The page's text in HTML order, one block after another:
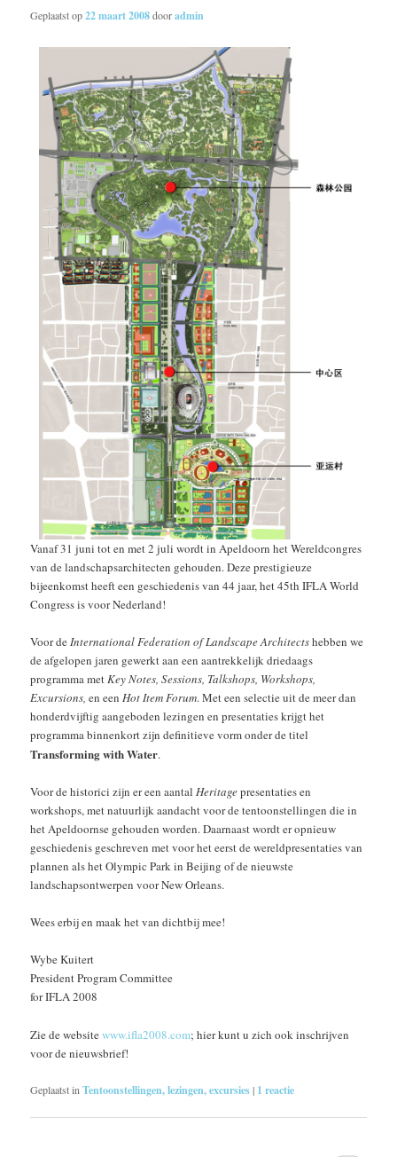
Geplaatst op22 maart 2008dooradmin
Vanaf 31 juni tot en met 2 juli wordt in Apeldoorn het Wereldcongres
van de landschapsarchitecten gehouden. Deze prestigieuze
bijeenkomst heeft een geschiedenis van 44 jaar, het 45th IFLA World
Congress is voor Nederland!
Voor deInternational Federation of Landscape Architectshebben we
de afgelopen jaren gewerkt aan een aantrekkelijk driedaags
programma metKey Notes, Sessions, Talkshops, Workshops,
Excursions,en een Hot Item Forum. Met een selectie uit de meer dan
honderdvijftig aangeboden lezingen en presentaties krijgt het
programma binnenkort zijn definitieve vorm onder de titel
Transforming with Water.
Voor de historici zijn er een aantalHeritagepresentaties en
workshops, met natuurlijk aandacht voor de tentoonstellingen die in
het Apeldoornse gehouden worden. Daarnaast wordt er opnieuw
geschiedenis geschreven met voor het eerst de wereldpresentaties van
plannen als het Olympic Park in Beijing of de nieuwste
landschapsontwerpen voor New Orleans.
Wees erbij en maak het van dichtbij mee!
Wybe Kuitert
President Program Committee
for IFLA 2008
Zie de websitewww.ifla2008.com; hier kunt u zich ook inschrijven
voor de nieuwsbrief!
Geplaatst in Tentoonstellingen, lezingen, excursies| 1 reactie